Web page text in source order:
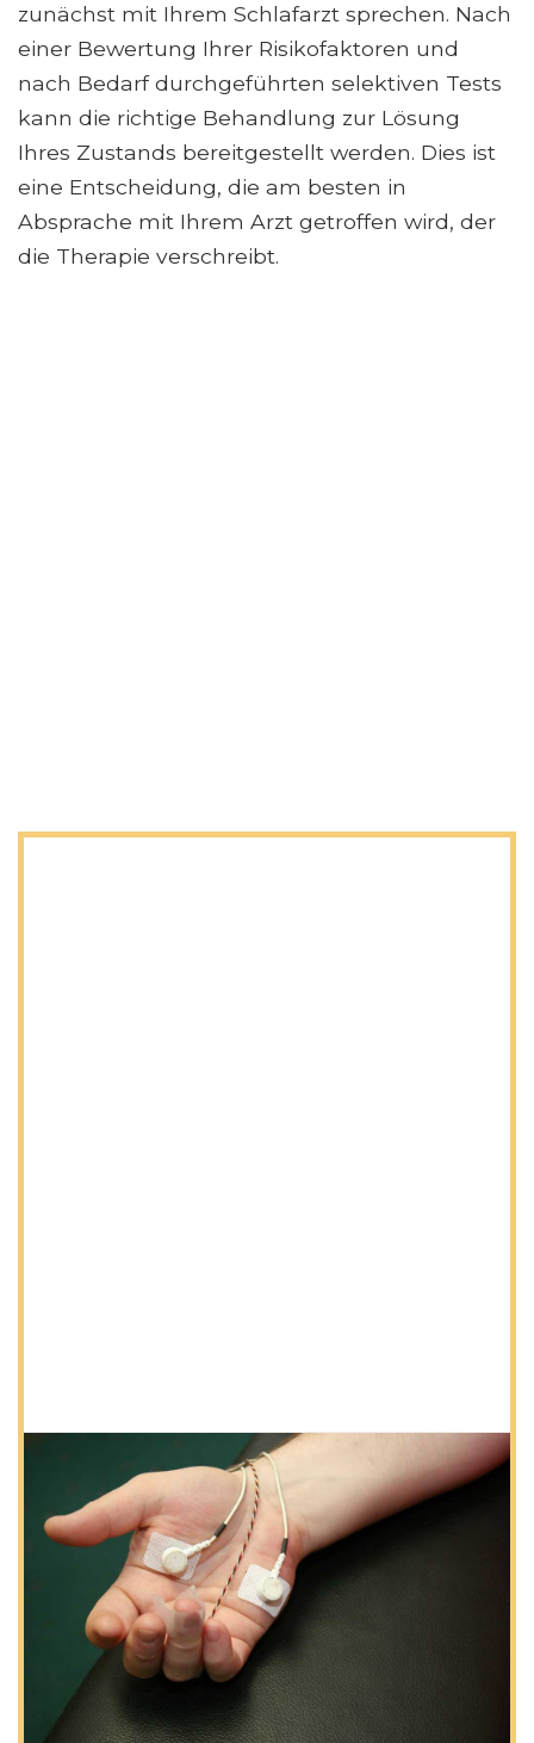
zunächst mit Ihrem Schlafarzt sprechen. Nach
einer Bewertung Ihrer Risikofaktoren und
nach Bedarf durchgeführten selektiven Tests
kann die richtige Behandlung zur Lösung
Ihres Zustands bereitgestellt werden. Dies ist
eine Entscheidung, die am besten in
Absprache mit Ihrem Arzt getroffen wird, der
die Therapie verschreibt.